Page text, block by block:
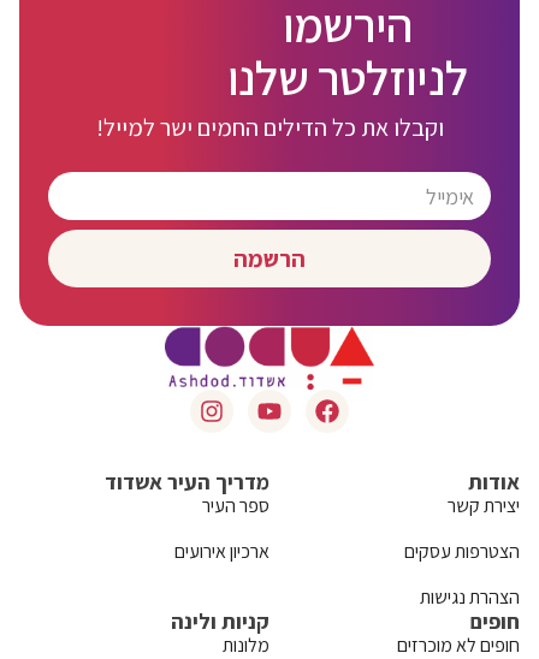
הירשמו
לניוזלטר שלנו
וקבלו את כל הדילים החמים ישר למייל!
הרשמה
אודות
יצירת קשר
הצטרפות עסקים
הצהרת נגישות
מדריך העיר אשדוד
ספר העיר
ארכיון אירועים
חופים
חופים לא מוכרזים
קניות ולינה
מלונות